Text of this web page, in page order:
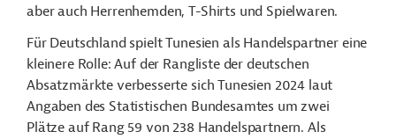
aber auch Herrenhemden, T-Shirts und Spielwaren.
Für Deutschland spielt Tunesien als Handelspartner eine
kleinere Rolle: Auf der Rangliste der deutschen
Absatzmärkte verbesserte sich Tunesien 2024 laut
Angaben des Statistischen Bundesamtes um zwei
Plätze auf Rang 59 von 238 Handelspartnern. Als